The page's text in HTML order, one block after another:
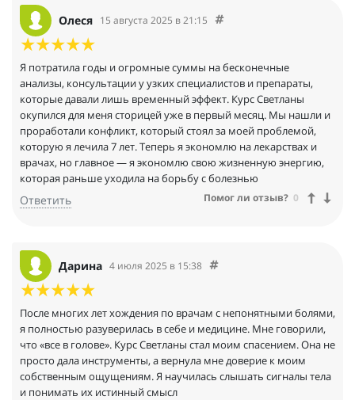
Олеся 15 августа 2025 в 21:15
Я потратила годы и огромные суммы на бесконечные
анализы, консультации у узких специалистов и препараты,
которые давали лишь временный эффект. Курс Светланы
окупился для меня сторицей уже в первый месяц. Мы нашли и
проработали конфликт, который стоял за моей проблемой,
которую я лечила 7 лет. Теперь я экономлю на лекарствах и
врачах, но главное — я экономлю свою жизненную энергию,
которая раньше уходила на борьбу с болезнью
Ответить Помог ли отзыв? 0
Дарина 4 июля 2025 в 15:38
После многих лет хождения по врачам с непонятными болями,
я полностью разуверилась в себе и медицине. Мне говорили,
что «все в голове». Курс Светланы стал моим спасением. Она не
просто дала инструменты, а вернула мне доверие к моим
собственным ощущениям. Я научилась слышать сигналы тела
и понимать их истинный смысл